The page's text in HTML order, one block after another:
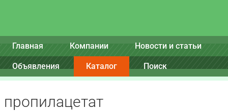
Главная Компании Новости и статьи
Объявления Каталог Поиск
пропилацетат